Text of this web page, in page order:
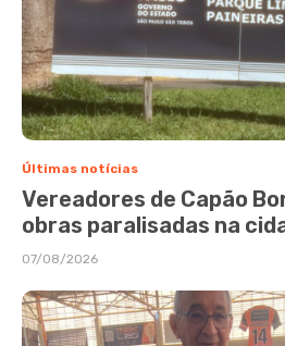
Últimas notícias
Vereadores de Capão
obras paralisadas na
07/08/2026